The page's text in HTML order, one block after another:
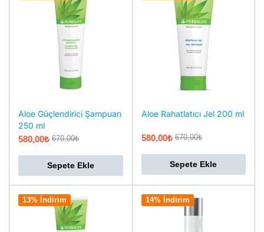
Aloe Güçlendirici Şampuan
250 ml
670,00₺
580,00₺
Sepete Ekle
Aloe Rahatlatıcı Jel 200 ml
670,00₺
580,00₺
Sepete Ekle
13% İndirim 14% İndirim